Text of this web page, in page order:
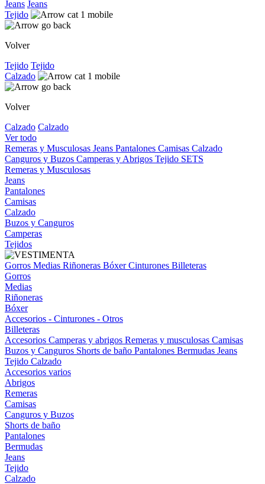
Jeans Jeans
Tejido
Volver
Tejido Tejido
Calzado
Volver
Calzado Calzado
Ver todo
Remeras y Musculosas Jeans Pantalones Camisas Calzado
Canguros y Buzos Camperas y Abrigos Tejido SETS
Remeras y Musculosas
Jeans
Pantalones
Camisas
Calzado
Buzos y Canguros
Camperas
Tejidos
Gorros Medias Riñoneras BóxerCinturones Billeteras
Gorros
Medias
Riñoneras
Bóxer
Accesorios - Cinturones - Otros
Billeteras
Accesorios Camperas y abrigos Remeras y musculosas Camisas
Buzos y Canguros Shorts de baño Pantalones Bermudas Jeans
Tejido Calzado
Accesorios varios
Abrigos
Remeras
Camisas
Canguros y Buzos
Shorts de baño
Pantalones
Bermudas
Jeans
Tejido
Calzado